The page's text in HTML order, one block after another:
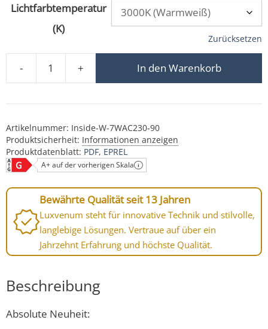
Lichtfarbtemperatur
(K)
Zurücksetzen
-
230V Einbauleuchte ohne Trafo | 7W statt 80W &
+ In den Warenkorb
Artikelnummer: Inside-W-7WAC230-90
Produktsicherheit: Informationen anzeigen
Produktdatenblatt: PDF EPREL
A+ auf der vorherigen Skala
Bewährte Qualität seit 13 Jahren
Luxvenum steht für innovative Technik und stilvolle,
langlebige Lösungen. Vertraue auf über ein
Jahrzehnt Erfahrung und höchste Qualität.
Beschreibung
Absolute Neuheit: